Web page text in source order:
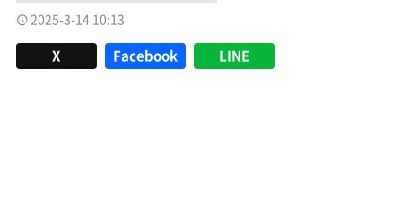
2025-3-14 10:13
X Facebook LINE